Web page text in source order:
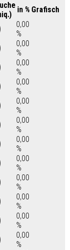
in % Grafisch
0,00
%
0,00
%
0,00
%
0,00
%
0,00
%
0,00
%
0,00
%
0,00
%
0,00
%
0,00
%
0,00
%
0,00
%